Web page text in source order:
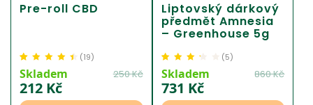
Pre-roll CBD
Hodnoceno
4.47 z 5 na
19
(19)
Skladem
212 Kč
250Kč
Liptovský dárkový
předmět Amnesia
– Greenhouse 5g
Hodnoceno
3.30 z 5 na
5
(5)
Skladem
731 Kč
860Kč